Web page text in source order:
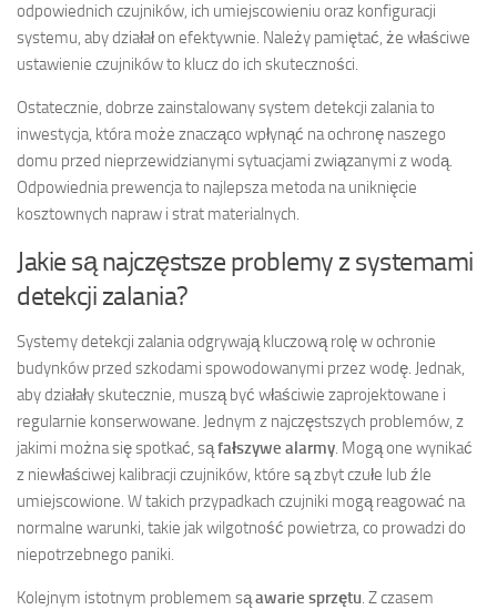
odpowiednich czujników, ich umiejscowieniu oraz konfiguracji
systemu, aby działał on efektywnie. Należy pamiętać, że właściwe
ustawienie czujników to klucz do ich skuteczności.
Ostatecznie, dobrze zainstalowany system detekcji zalania to
inwestycja, która może znacząco wpłynąć na ochronę naszego
domu przed nieprzewidzianymi sytuacjami związanymi z wodą.
Odpowiednia prewencja to najlepsza metoda na uniknięcie
kosztownych napraw i strat materialnych.
Jakie są najczęstsze problemy z systemami
detekcji zalania?
Systemy detekcji zalania odgrywają kluczową rolę w ochronie
budynków przed szkodami spowodowanymi przez wodę. Jednak,
aby działały skutecznie, muszą być właściwie zaprojektowane i
regularnie konserwowane. Jednym z najczęstszych problemów, z
jakimi można się spotkać, sąfałszywe alarmy . Mogą one wynikać
z niewłaściwej kalibracji czujników, które są zbyt czułe lub źle
umiejscowione. W takich przypadkach czujniki mogą reagować na
normalne warunki, takie jak wilgotność powietrza, co prowadzi do
niepotrzebnego paniki.
Kolejnym istotnym problemem sąawarie sprzętu . Z czasem